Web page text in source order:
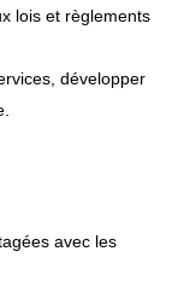
lois et règlements
développer
avec les